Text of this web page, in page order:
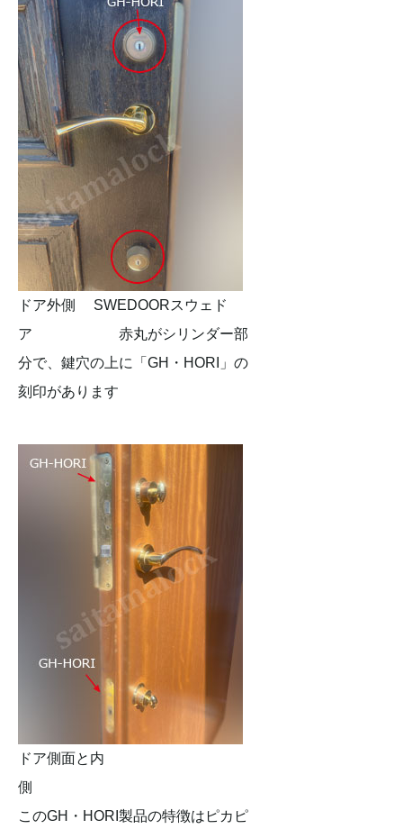
ドア外側 SWEDOORスウェド
ア 赤丸がシリンダー部
分で、鍵穴の上に「GH・HORI」の
刻印があります
ドア側面と内
側
このGH・HORI製品の特徴はピカピ